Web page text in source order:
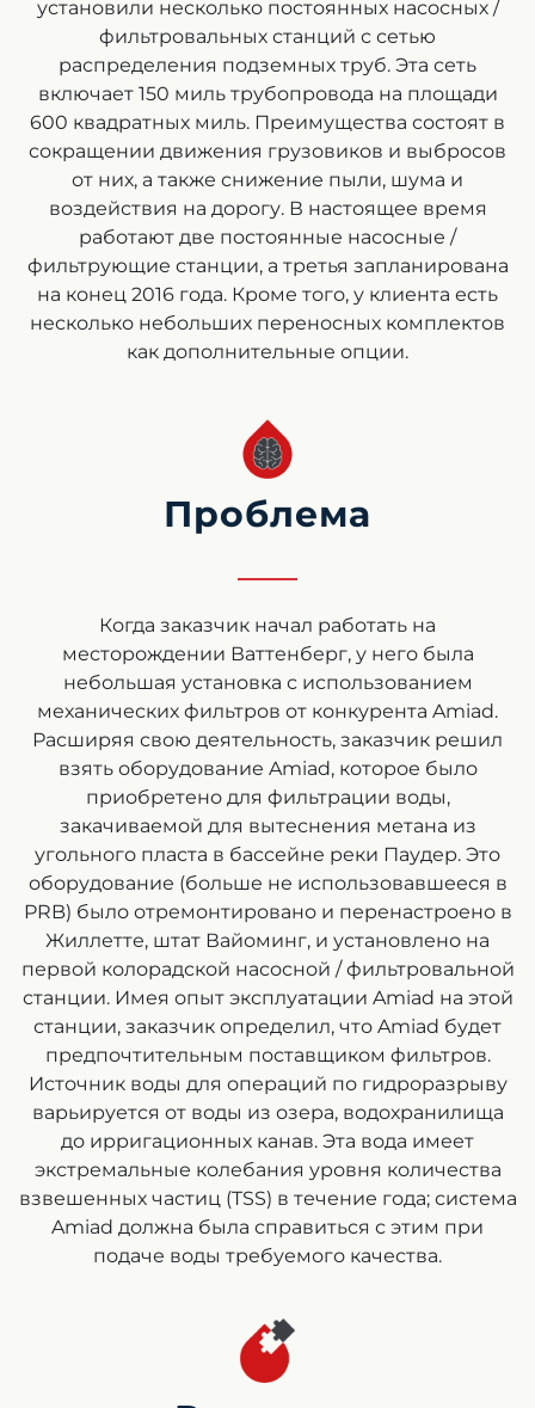
установили несколько постоянных насосных /
фильтровальных станций с сетью
распределения подземных труб. Эта сеть
включает 150 миль трубопровода на площади
600 квадратных миль. Преимущества состоят в
сокращении движения грузовиков и выбросов
от них, а также снижение пыли, шума и
воздействия на дорогу. В настоящее время
работают две постоянные насосные /
фильтрующие станции, а третья запланирована
на конец 2016 года. Кроме того, у клиента есть
несколько небольших переносных комплектов
как дополнительные опции.
Проблема
Когда заказчик начал работать на
месторождении Ваттенберг, у него была
небольшая установка с использованием
механических фильтров от конкурента Amiad.
Расширяя свою деятельность, заказчик решил
взять оборудование Amiad, которое было
приобретено для фильтрации воды,
закачиваемой для вытеснения метана из
угольного пласта в бассейне реки Паудер. Это
оборудование (больше не использовавшееся в
PRB) было отремонтировано и перенастроено в
Жиллетте, штат Вайоминг, и установлено на
первой колорадской насосной / фильтровальной
станции. Имея опыт эксплуатации Amiad на этой
станции, заказчик определил, что Amiad будет
предпочтительным поставщиком фильтров.
Источник воды для операций по гидроразрыву
варьируется от воды из озера, водохранилища
до ирригационных канав. Эта вода имеет
экстремальные колебания уровня количества
взвешенных частиц (TSS) в течение года; система
Amiad должна была справиться с этим при
подаче воды требуемого качества.